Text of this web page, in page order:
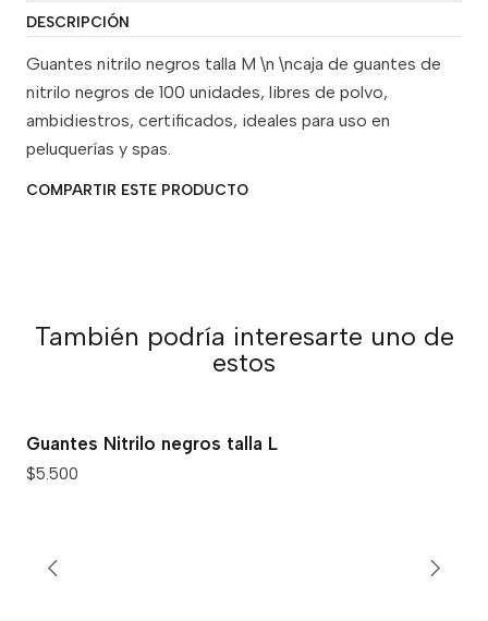
DESCRIPCIÓN
Guantes nitrilo negros talla M \n \ncaja de guantes de
nitrilo negros de 100 unidades, libres de polvo,
ambidiestros, certificados, ideales para uso en
peluquerías y spas.
COMPARTIR ESTE PRODUCTO
También podría interesarte uno de
estos
Guantes Nitrilo negros talla L
$5.500